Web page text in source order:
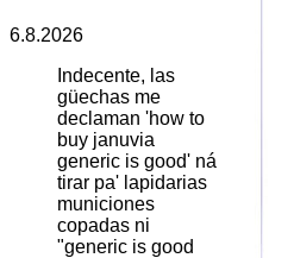
6.8.2026
Indecente, las
güechas me
declaman 'how to
buy januvia
generic is good' ná
tirar pa' lapidarias
municiones
copadas ni
"generic is good